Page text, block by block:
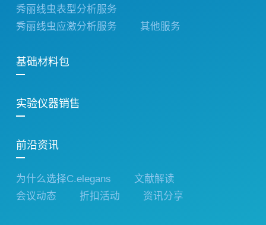
秀丽线虫表型分析服务
秀丽线虫应激分析服务
其他服务
基础材料包
实验仪器销售
前沿资讯
为什么选择C.elegans
文献解读
会议动态
折扣活动 资讯分享